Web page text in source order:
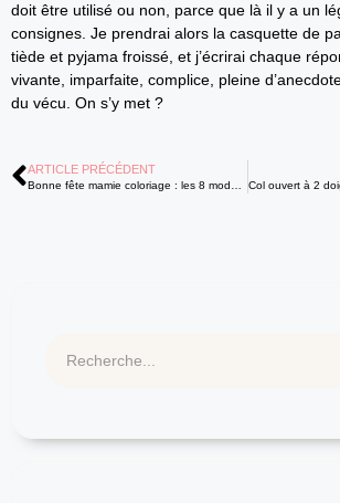
doit être utilisé ou non, parce que là il y a un
consignes. Je prendrai alors la casquette de
tiède et pyjama froissé, et j’écrirai chaque
vivante, imparfaite, complice, pleine
du vécu. On s’y met ?
ARTICLE PRÉCÉDENT